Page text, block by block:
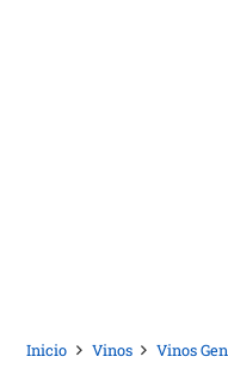
Inicio Vinos Vinos